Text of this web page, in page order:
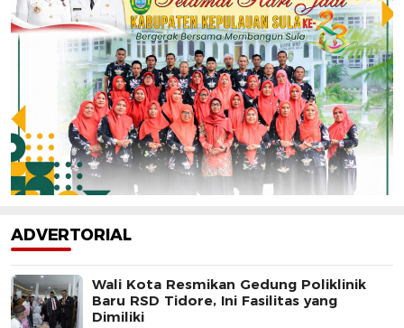
ADVERTORIAL
Wali Kota Resmikan Gedung Poliklinik
Baru RSD Tidore, Ini Fasilitas yang
Dimiliki